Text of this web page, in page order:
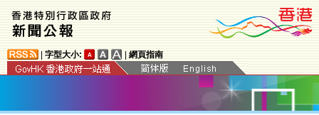
字型大小: 網頁指南